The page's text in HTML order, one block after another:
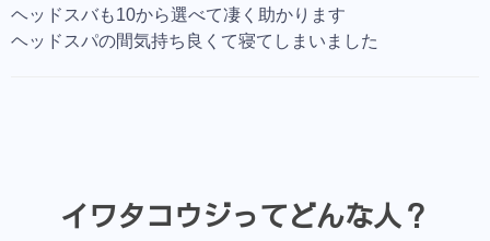
ヘッドスバも10から選べて凄く助かります
ヘッドスパの間気持ち良くて寝てしまいました
イワタコウジってどんな人？